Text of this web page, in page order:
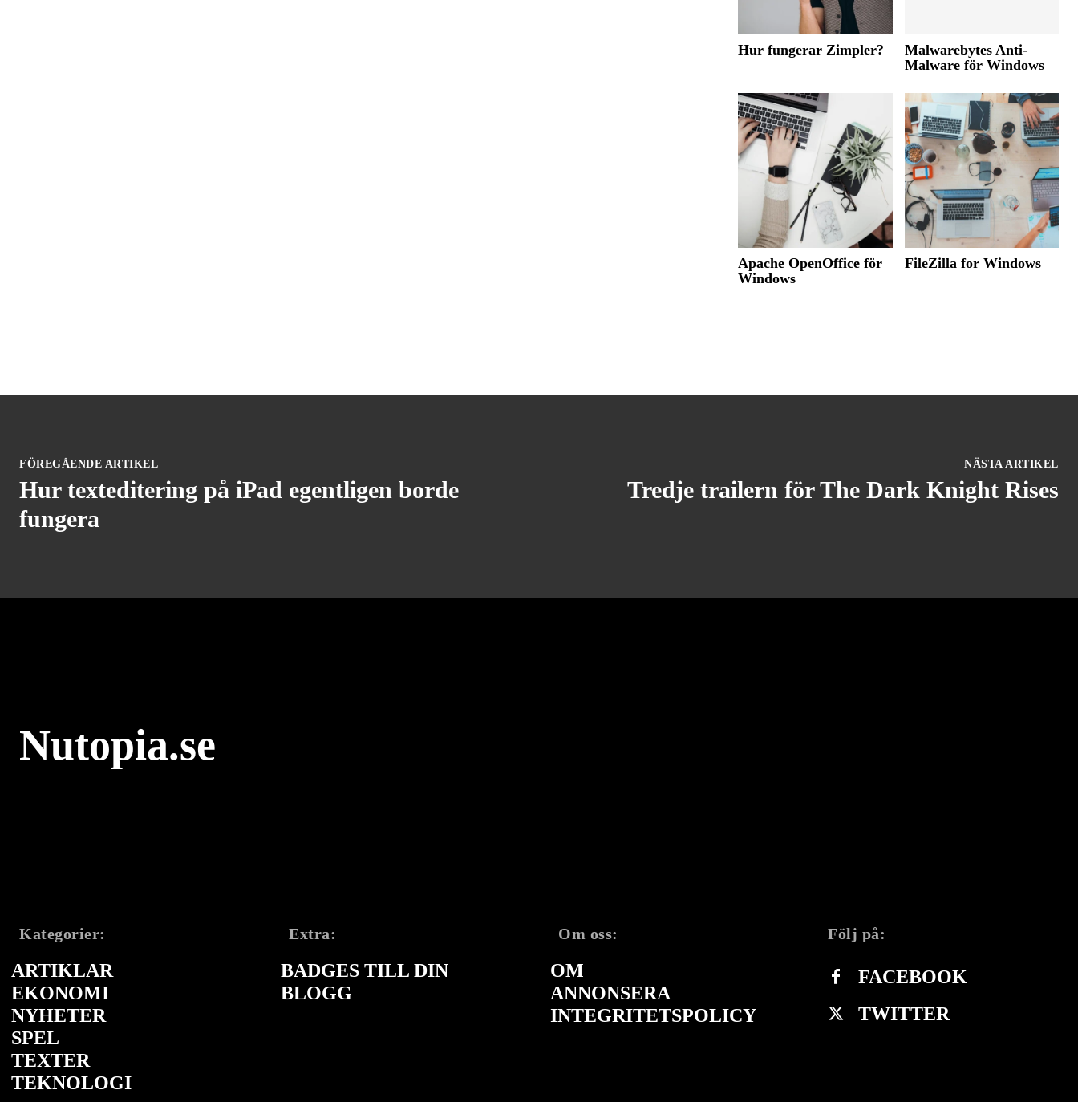
Hur fungerar Zimpler?
Malwarebytes Anti-
Malware för Windows
Apache OpenOffice för
Windows
FileZilla for Windows
FÖREGÅENDE ARTIKEL
Hur texteditering på iPad egentligen borde
fungera
NÄSTA ARTIKEL
Tredje trailern för The Dark Knight Rises
Nutopia.se
Kategorier:
ARTIKLAR
EKONOMI
NYHETER
SPEL
TEXTER
TEKNOLOGI
Extra:
BADGES TILL DIN
BLOGG
Om oss:
OM
ANNONSERA
INTEGRITETSPOLICY
Följ på:
FACEBOOK
TWITTER